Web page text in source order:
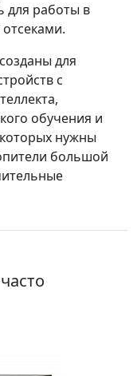
для работы в
для
с
обучения и
нужны
большой